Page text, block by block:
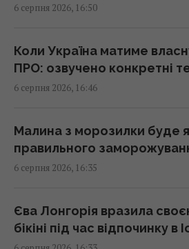
7 серпня: церковне свято
17:10 четвер, 06 серпня 2026
Атакований в Лейпцигу
17:08 четвер, 06 серпня 2026
Попри спеку Україна
відключення
17:07 четвер, 06 серпня 2026
6 серпня 2026, 16:50
Коли Україна матиме
ПРО: озвучено конкретні
6 серпня 2026, 16:46
Малина з морозилки буде
правильного
6 серпня 2026, 16:35
Єва Лонгорія вразила
бікіні під час відпочинку в